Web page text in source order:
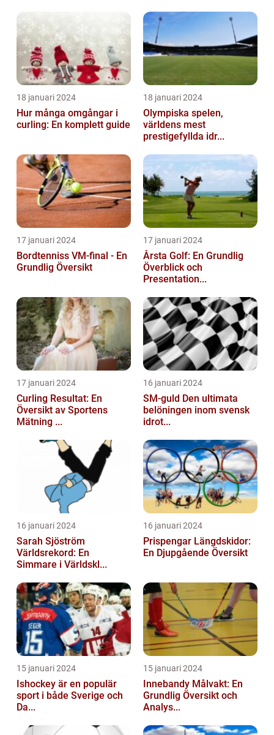
18 januari 2024
Hur många omgångar i
curling: En komplett guide
18 januari 2024
Olympiska spelen,
världens mest
prestigefyllda idr...
17 januari 2024
Bordtenniss VM-final - En
Grundlig Översikt
17 januari 2024
Årsta Golf: En Grundlig
Överblick och
Presentation...
17 januari 2024
Curling Resultat: En
Översikt av Sportens
Mätning ...
16 januari 2024
SM-guld Den ultimata
belöningen inom svensk
idrot...
16 januari 2024
Sarah Sjöström
Världsrekord: En
Simmare i Världskl...
16 januari 2024
Prispengar Längdskidor:
En Djupgående Översikt
15 januari 2024
Ishockey är en populär
sport i både Sverige och
Da...
15 januari 2024
Innebandy Målvakt: En
Grundlig Översikt och
Analys...